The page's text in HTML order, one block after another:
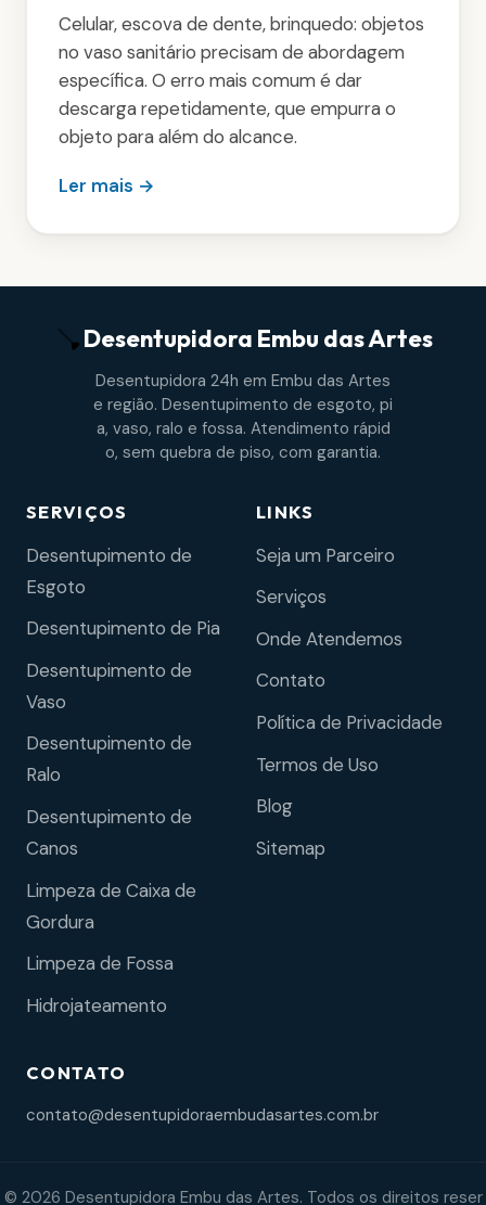
Celular, escova de dente, brinquedo: objetos
no vaso sanitário precisam de abordagem
específica. O erro mais comum é dar
descarga repetidamente, que empurra o
objeto para além do alcance.
Ler mais →
Desentupidora Embu das Artes
Desentupidora 24h em Embu das Artes
e região. Desentupimento de esgoto, pi
a, vaso, ralo e fossa. Atendimento rápid
o, sem quebra de piso, com garantia.
SERVIÇOS
Desentupimento de
Esgoto
Desentupimento de Pia
Desentupimento de
Vaso
Desentupimento de
Ralo
Desentupimento de
Canos
Limpeza de Caixa de
Gordura
Limpeza de Fossa
Hidrojateamento
LINKS
Seja um Parceiro
Serviços
Onde Atendemos
Contato
Política de Privacidade
Termos de Uso
Blog
Sitemap
CONTATO
contato@desentupidoraembudasartes.com.br
© 2026 Desentupidora Embu das Artes. Todos os direitos reser